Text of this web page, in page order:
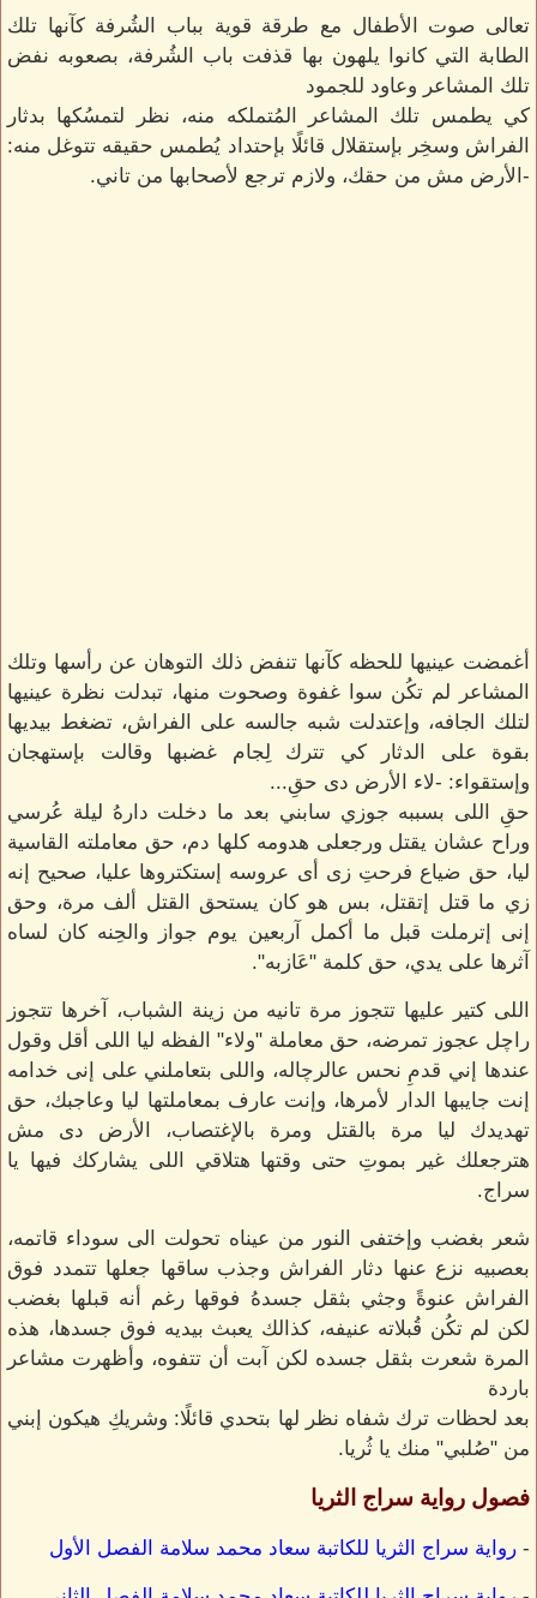
تعالى صوت الأطفال مع طرقة قوية بباب الشُرفة كآنها تلك
الطابة التي كانوا يلهون بها قذفت باب الشُرفة، بصعوبه نفض
تلك المشاعر وعاود للجمود
كي يطمس تلك المشاعر المُتملكه منه، نظر لتمسُكها بدثار
الفراش وسخِر بإستقلال قائلًا بإحتداد يُطمس حقيقه تتوغل منه:
-الأرض مش من حقك، ولازم ترجع لأصحابها من تاني.
أغمضت عينيها للحظه كآنها تنفض ذلك التوهان عن رأسها وتلك
المشاعر لم تكُن سوا غفوة وصحوت منها، تبدلت نظرة عينيها
لتلك الجافه، وإعتدلت شبه جالسه على الفراش، تضغط بيديها
بقوة على الدثار كي تترك لِجام غضبها وقالت بإستهجان
وإستقواء: -لاء الأرض دى حقِ...
حقِ اللى بسببه جوزي سابني بعد ما دخلت دارهُ ليلة عُرسي
وراح عشان يقتل ورجعلى هدومه كلها دم، حق معاملته القاسية
ليا، حق ضياع فرحتِ زى أى عروسه إستكتروها عليا، صحيح إنه
زي ما قتل إتقتل، بس هو كان يستحق القتل ألف مرة، وحق
إنى إترملت قبل ما أكمل آربعين يوم جواز والحِنه كان لساه
آثرها على يدي، حق كلمة "عَازبه".
اللى كتير عليها تتجوز مرة تانيه من زينة الشباب، آخرها تتجوز
راچل عجوز تمرضه، حق معاملة "ولاء" الفظه ليا اللى أقل وقول
عندها إني قدمِ نحس عالرچاله، واللى بتعاملني على إنى خدامه
إنت جايبها الدار لأمرها، وإنت عارف بمعاملتها ليا وعاجبك، حق
تهديدك ليا مرة بالقتل ومرة بالإغتصاب، الأرض دى مش
هترجعلك غير بموتِ حتى وقتها هتلاقي اللى يشاركك فيها يا
سراج.
شعر بغضب وإختفى النور من عيناه تحولت الى سوداء قاتمه،
بعصبيه نزع عنها دثار الفراش وجذب ساقها جعلها تتمدد فوق
الفراش عنوةً وجثي بثقل جسدهُ فوقها رغم أنه قبلها بغضب
لكن لم تكُن قُبلاته عنيفه، كذالك يعبث بيديه فوق جسدها، هذه
المرة شعرت بثقل جسده لكن آبت أن تتفوه، وأظهرت مشاعر
باردة
بعد لحظات ترك شفاه نظر لها بتحدي قائلًا: وشريكِ هيكون إبني
من "صُلبي" منك يا ثُريا.
فصول رواية سراج الثريا
- رواية سراج الثريا للكاتبة سعاد محمد سلامة الفصل الأول